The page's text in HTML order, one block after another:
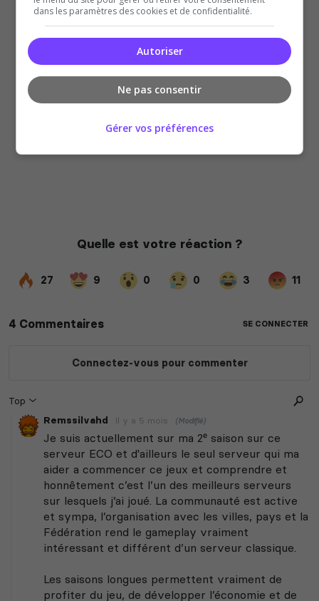
dans les paramètres des cookies et de confidentialité.
Autoriser
Ne pas consentir
Gérer vos préférences